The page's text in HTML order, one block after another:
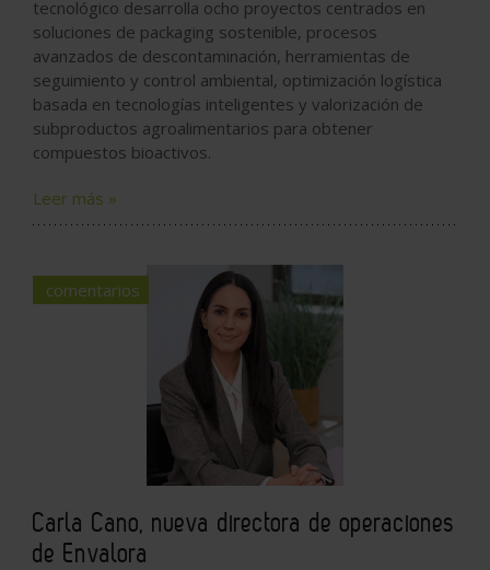
tecnológico desarrolla ocho proyectos centrados en
soluciones de packaging sostenible, procesos
avanzados de descontaminación, herramientas de
seguimiento y control ambiental, optimización logística
basada en tecnologías inteligentes y valorización de
subproductos agroalimentarios para obtener
compuestos bioactivos.
Leer más »
comentarios
Carla Cano, nueva directora de operaciones
de Envalora